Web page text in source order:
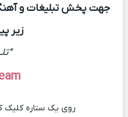
جهت پخش تبلیغات و
زیر
روی یک ستاره کلیک